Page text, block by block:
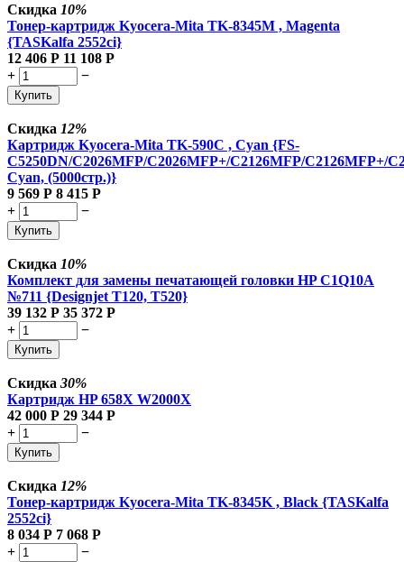
Скидка 10%
Тонер-картридж Kyocera-Mita TK-8345M , Magenta
{TASKalfa 2552ci}
12 406 Р 11 108 Р
+
−
Купить
Скидка 12%
Картридж Kyocera-Mita TK-590C , Cyan {FS-
C5250DN/C2026MFP/C2026MFP+/C2126MFP/C2126MFP+/
Cyan, (5000стр.)}
9 569 Р 8 415 Р
+
−
Купить
Скидка 10%
Комплект для замены печатающей головки HP C1Q10A
№711 {Designjet T120, T520}
39 132 Р 35 372 Р
+
−
Купить
Скидка 30%
Картридж HP 658X W2000X
42 000 Р 29 344 Р
+
−
Купить
Скидка 12%
Тонер-картридж Kyocera-Mita TK-8345K , Black {TASKalfa
2552ci}
8 034 Р 7 068 Р
+
−